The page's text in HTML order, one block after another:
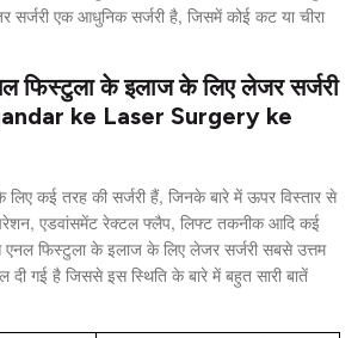
सर्जरी एक आधुनिक सर्जरी है, जिसमें कोई कट या चीरा
फिस्टुला के इलाज के लिए लेजर सर्जरी
ke Laser Surgery ke
कई तरह की सर्जरी हैं, जिनके बारे में ऊपर विस्तार से
एडवांसमेंट रेक्टल फ्लैप, लिफ्ट तकनीक आदि कई
फिस्टुला के इलाज के लिए लेजर सर्जरी सबसे उत्तम
गई है जिससे इस स्थिति के बारे में बहुत सारी बातें